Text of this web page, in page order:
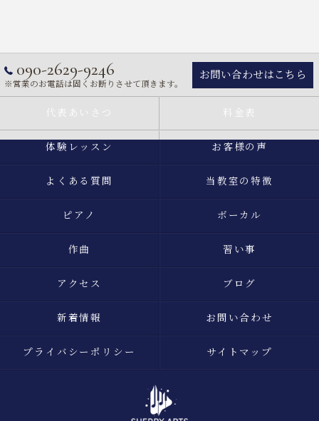
090-2629-9246
※営業のお電話は固くお断りさせて頂きます。
お問い合わせはこちら
代表あいさつ 料金表
体験レッスン お客様の声
よくある質問 当教室の特徴
ピアノ ボーカル
作曲 習い事
アクセス ブログ
新着情報 お問い合わせ
プライバシーポリシー サイトマップ